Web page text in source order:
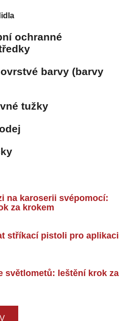
ochranné
barvy (barvy
tužky
na karoserii svépomocí:
za krokem
stříkací pistoli pro aplikaci
světlometů: leštění krok za